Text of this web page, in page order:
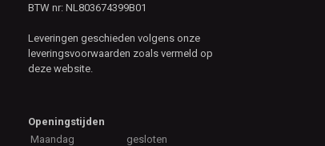
BTW nr: NL803674399B01
Leveringen geschieden volgens onze
leveringsvoorwaarden zoals vermeld op
deze website.
Openingstijden
Maandag
gesloten